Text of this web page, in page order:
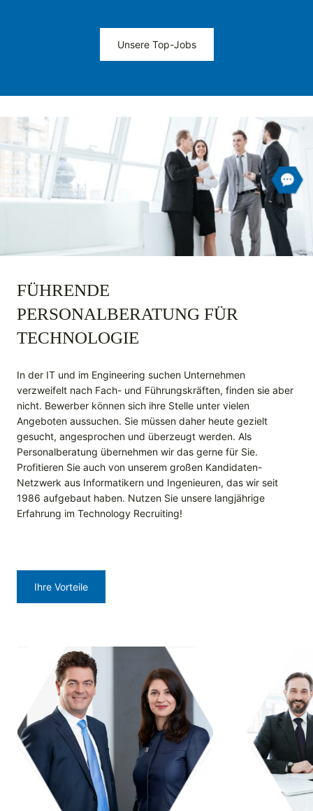
Unsere Top-Jobs
FÜHRENDE
PERSONALBERATUNG FÜR
TECHNOLOGIE
In der IT und im Engineering suchen Unternehmen
verzweifelt nach Fach- und Führungskräften, finden sie aber
nicht. Bewerber können sich ihre Stelle unter vielen
Angeboten aussuchen. Sie müssen daher heute gezielt
gesucht, angesprochen und überzeugt werden. Als
Personalberatung übernehmen wir das gerne für Sie.
Profitieren Sie auch von unserem großen Kandidaten-
Netzwerk aus Informatikern und Ingenieuren, das wir seit
1986 aufgebaut haben. Nutzen Sie unsere langjährige
Erfahrung im Technology Recruiting!
Ihre Vorteile